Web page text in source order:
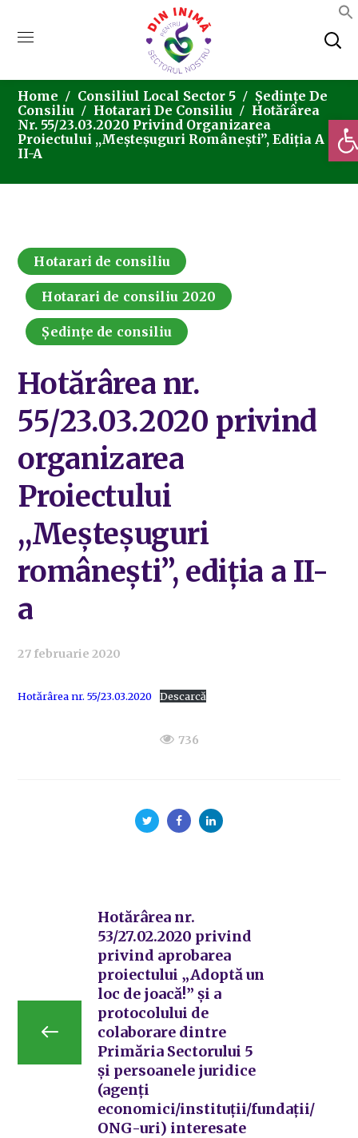
Home Consiliul Local Sector 5
Ședințe De
Consiliu
Hotarari De Consiliu
Hotărârea
Nr. 55/23.03.2020 Privind Organizarea
Proiectului ,,Meșteșuguri Românești”, Ediția A
II-A
Hotarari de consiliu
Hotarari de consiliu 2020
Ședințe de consiliu
Hotărârea nr.
55/23.03.2020 privind
organizarea
Proiectului
,,Meșteșuguri
românești”, ediția a II-
a
27 februarie 2020
Hotărârea nr. 55/23.03.2020 Descarcă
736
Hotărârea nr.
53/27.02.2020 privind
privind aprobarea
proiectului „Adoptă un
loc de joacă!” şi a
protocolului de
colaborare dintre
Primăria Sectorului 5
şi persoanele juridice
(agenți
economici/instituții/fundații/
ONG-uri) interesate